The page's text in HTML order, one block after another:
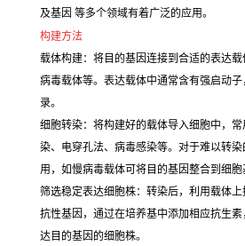
及基因 等多个领域有着广泛的应用。
构建方法
载体构建：将目的基因连接到合适的表达载
病毒载体等。表达载体中通常含有强启动
录。
细胞转染：将构建好的载体导入细胞中，
染、电穿孔法、病毒感染等。对于难以转
用，如慢病毒载体可将目的基因整合到细胞
筛选稳定表达细胞株：转染后，利用载体
抗性基因，通过在培养基中添加相应抗生
达目的基因的细胞株。